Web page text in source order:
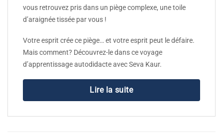
vous retrouvez pris dans un piège complexe, une toile
d’araignée tissée par vous !
Votre esprit crée ce piège… et votre esprit peut le défaire.
Mais comment? Découvrez-le dans ce voyage
d’apprentissage autodidacte avec Seva Kaur.
Lire la suite